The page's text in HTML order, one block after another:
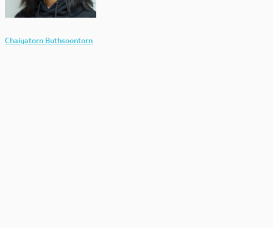
Chaiyatorn Buthsoontorn